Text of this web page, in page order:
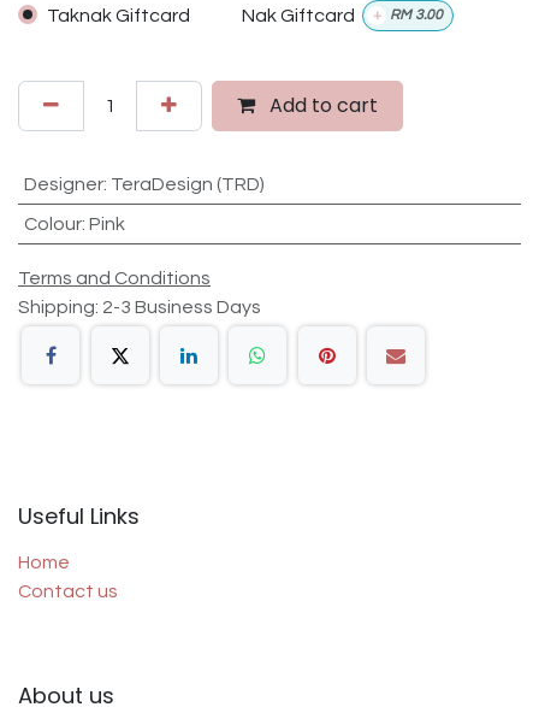
Taknak Giftcard Nak Giftcard + RM 3.00
Add to cart
Designer: TeraDesign (TRD)
Colour: Pink
Terms and Conditions
Shipping: 2-3 Business Days
Useful Links
Home
Contact us
About us